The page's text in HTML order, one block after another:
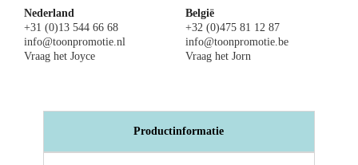
Nederland
+31 (0)13 544 66 68
info@toonpromotie.nl
Vraag het Joyce
België
+32 (0)475 81 12 87
info@toonpromotie.be
Vraag het Jorn
Productinformatie